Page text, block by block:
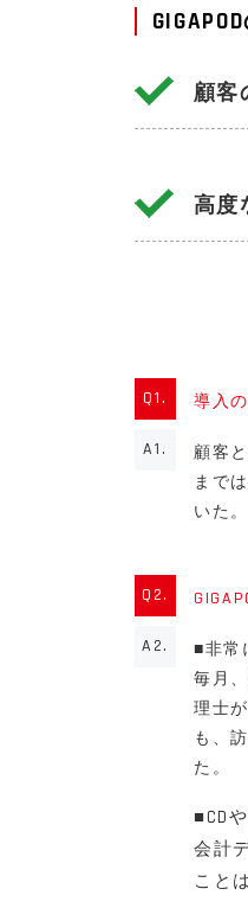
顧客
高度
Q1. 導入
A1.
顧客
まで
いた。
Q2.
A2.
■非常
毎月
理士
も、
た。
■CD
会計
こと